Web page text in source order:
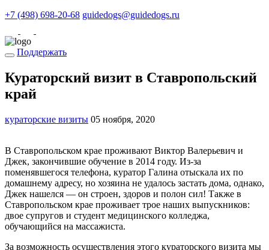
+7 (498) 698-20-68 guidedogs@guidedogs.ru
Поддержать
Кураторский визит в Ставропольский
край
кураторские визиты 05 ноября, 2020
В Ставропольском крае проживают Виктор Валерьевич и
Джек, закончившие обучение в 2014 году. Из-за
поменявшегося телефона, куратор Галина отыскала их по
домашнему адресу, но хозяина не удалось застать дома, однако,
Джек нашелся — он строен, здоров и полон сил! Также в
Ставропольском крае проживает трое наших выпускников:
двое супругов и студент медицинского колледжа,
обучающийся на массажиста.
За возможность осуществления этого кураторского визита мы